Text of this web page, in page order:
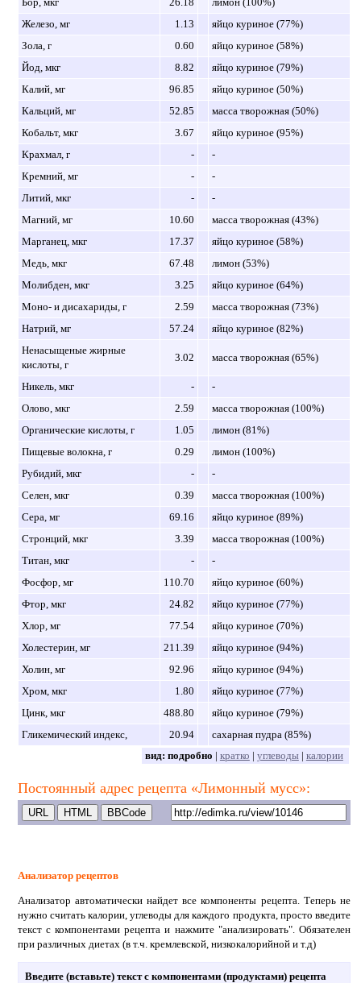
Железо, мг
1.13
яйцо куриное (77%)
Зола, г
0.60
яйцо куриное (58%)
Йод, мкг
8.82
яйцо куриное (79%)
Калий, мг
96.85
яйцо куриное (50%)
Кальций, мг
52.85
масса творожная (50%)
Кобальт, мкг
3.67
яйцо куриное (95%)
Крахмал, г
-
-
Кремний, мг
-
-
Литий, мкг
-
-
Магний, мг
10.60
масса творожная (43%)
Марганец, мкг
17.37
яйцо куриное (58%)
Медь, мкг
67.48
лимон (53%)
Молибден, мкг
3.25
яйцо куриное (64%)
Моно- и дисахариды, г
2.59
масса творожная (73%)
Натрий, мг
57.24
яйцо куриное (82%)
Ненасыщеные жирные
кислоты, г
3.02 масса творожная (65%)
Никель, мкг -
-
Олово, мкг
2.59
масса творожная (100%)
Органические кислоты, г
1.05
лимон (81%)
Пищевые волокна, г
0.29
лимон (100%)
Рубидий, мкг
-
-
Селен, мкг
0.39
масса творожная (100%)
Сера, мг
69.16
яйцо куриное (89%)
Стронций, мкг
3.39
масса творожная (100%)
Титан, мкг
-
-
Фосфор, мг
110.70
яйцо куриное (60%)
Фтор, мкг
24.82
яйцо куриное (77%)
Хлор, мг
77.54
яйцо куриное (70%)
Холестерин, мг
211.39
яйцо куриное (94%)
Холин, мг
92.96
яйцо куриное (94%)
Хром, мкг
1.80
яйцо куриное (77%)
Цинк, мкг
488.80
яйцо куриное (79%)
Гликемический индекс,
20.94
сахарная пудра (85%)
вид: подробно | кратко | углеводы| калории
Постоянный адрес рецепта «Лимонный мусс»:
Анализатор рецептов
Анализатор автоматически найдет все компоненты рецепта. Теперь не
нужно считать калории, углеводы для каждого продукта, просто введите
текст с компонентами рецепта и нажмите "анализировать". Обязателен
при различных диетах (в т.ч. кремлевской, низкокалорийной и т.д)
Введите (вставьте) текст с компонентами (продуктами) рецепта